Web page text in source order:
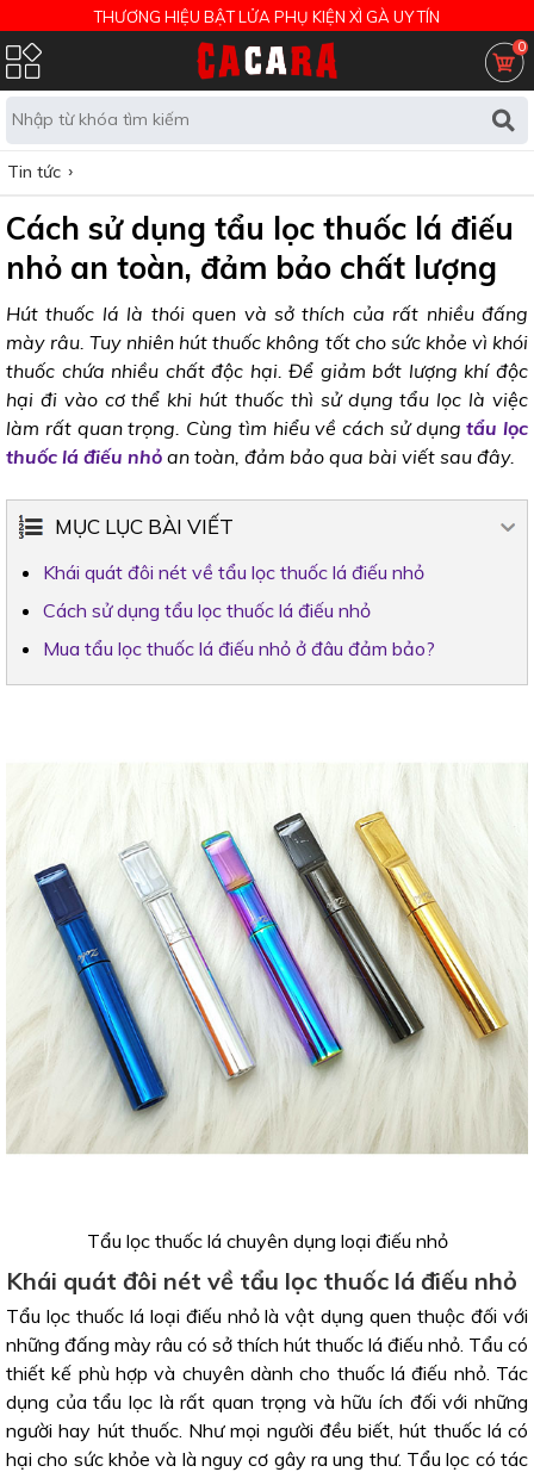
THƯƠNG HIỆU BẬT LỬA PHỤ KIỆN XÌ GÀ UY TÍN
0
Tin tức
Cách sử dụng tẩu lọc thuốc lá điếu
nhỏ an toàn, đảm bảo chất lượng
Hút thuốc lá là thói quen và sở thích của rất nhiều đấng
mày râu. Tuy nhiên hút thuốc không tốt cho sức khỏe vì khói
thuốc chứa nhiều chất độc hại. Để giảm bớt lượng khí độc
hại đi vào cơ thể khi hút thuốc thì sử dụng tẩu lọc là việc
làm rất quan trọng. Cùng tìm hiểu về cách sử dụngtẩu lọc
thuốc lá điếu nhỏ an toàn, đảm bảo qua bài viết sau đây.
MỤC LỤC BÀI VIẾT
Khái quát đôi nét về tẩu lọc thuốc lá điếu nhỏ
Cách sử dụng tẩu lọc thuốc lá điếu nhỏ
Mua tẩu lọc thuốc lá điếu nhỏ ở đâu đảm bảo?
Tẩu lọc thuốc lá chuyên dụng loại điếu nhỏ
Khái quát đôi nét về tẩu lọc thuốc lá điếu nhỏ
Tẩu lọc thuốc lá loại điếu nhỏ là vật dụng quen thuộc đối với
những đấng mày râu có sở thích hút thuốc lá điếu nhỏ. Tẩu có
thiết kế phù hợp và chuyên dành cho thuốc lá điếu nhỏ. Tác
dụng của tẩu lọc là rất quan trọng và hữu ích đối với những
người hay hút thuốc. Như mọi người đều biết, hút thuốc lá có
hại cho sức khỏe và là nguy cơ gây ra ung thư. Tẩu lọc có tác